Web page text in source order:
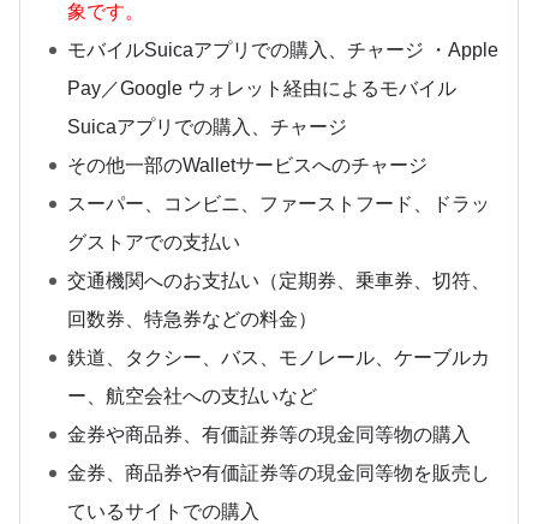
象です。
モバイルSuicaアプリでの購入、チャージ ・Apple
Pay／Google ウォレット経由によるモバイル
Suicaアプリでの購入、チャージ
その他一部のWalletサービスへのチャージ
スーパー、コンビニ、ファーストフード、ドラッ
グストアでの支払い
交通機関へのお支払い（定期券、乗車券、切符、
回数券、特急券などの料金）
鉄道、タクシー、バス、モノレール、ケーブルカ
ー、航空会社への支払いなど
金券や商品券、有価証券等の現金同等物の購入
金券、商品券や有価証券等の現金同等物を販売し
ているサイトでの購入